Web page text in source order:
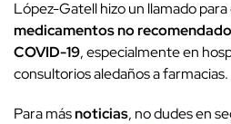
López-Gatell hizo un llamado
medicamentos no
COVID-19, especialmente en
consultorios aledaños a farmacias.
Para másnoticias, no dudes en